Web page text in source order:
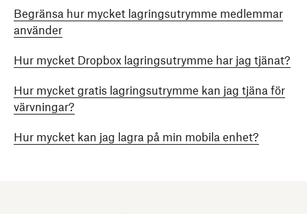
Begränsa hur mycket lagringsutrymme medlemmar
använder
Hur mycket Dropbox lagringsutrymme har jag tjänat?
Hur mycket gratis lagringsutrymme kan jag tjäna för
värvningar?
Hur mycket kan jag lagra på min mobila enhet?